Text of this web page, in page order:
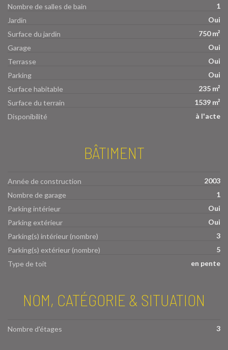
Nombre de salles de bain
1
Jardin
Oui
Surface du jardin
750 m²
Garage
Oui
Terrasse
Oui
Parking
Oui
Surface habitable
235 m²
Surface du terrain
1539 m²
Disponibilité
à l'acte
BÂTIMENT
Année de construction
2003
Nombre de garage
1
Parking intérieur
Oui
Parking extérieur
Oui
Parking(s) intérieur (nombre)
3
Parking(s) extérieur (nombre)
5
Type de toit
en pente
NOM, CATÉGORIE & SITUATION
Nombre d'étages 3